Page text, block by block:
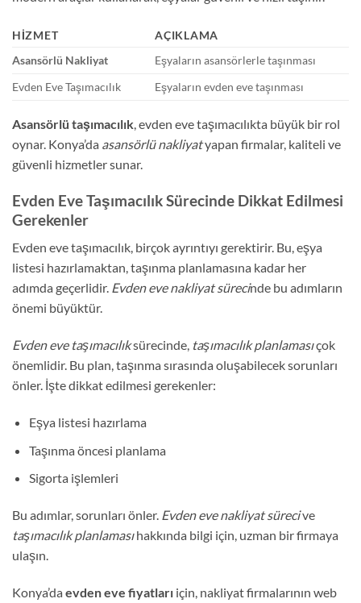
HIZMET
AÇIKLAMA
Asansörlü Nakliyat
Eşyaların asansörlerle taşınması
Evden Eve Taşımacılık
Eşyaların evden eve taşınması
Asansörlü taşımacılık, evden eve taşımacılıkta büyük bir rol
oynar. Konya’da asansörlü nakliyatyapan firmalar, kaliteli ve
güvenli hizmetler sunar.
Evden Eve Taşımacılık Sürecinde Dikkat Edilmesi
Gerekenler
Evden eve taşımacılık, birçok ayrıntıyı gerektirir. Bu, eşya
listesi hazırlamaktan, taşınma planlamasına kadar her
adımda geçerlidir. Evden eve nakliyat sürecinde bu adımların
önemi büyüktür.
Evden eve taşımacılıksürecinde, taşımacılık planlamasıçok
önemlidir. Bu plan, taşınma sırasında oluşabilecek sorunları
önler. İşte dikkat edilmesi gerekenler:
Eşya listesi hazırlama
Taşınma öncesi planlama
Sigorta işlemleri
Bu adımlar, sorunları önler. Evden eve nakliyat sürecive
taşımacılık planlamasıhakkında bilgi için, uzman bir firmaya
ulaşın.
Konya’da evden eve fiyatları için, nakliyat firmalarının web